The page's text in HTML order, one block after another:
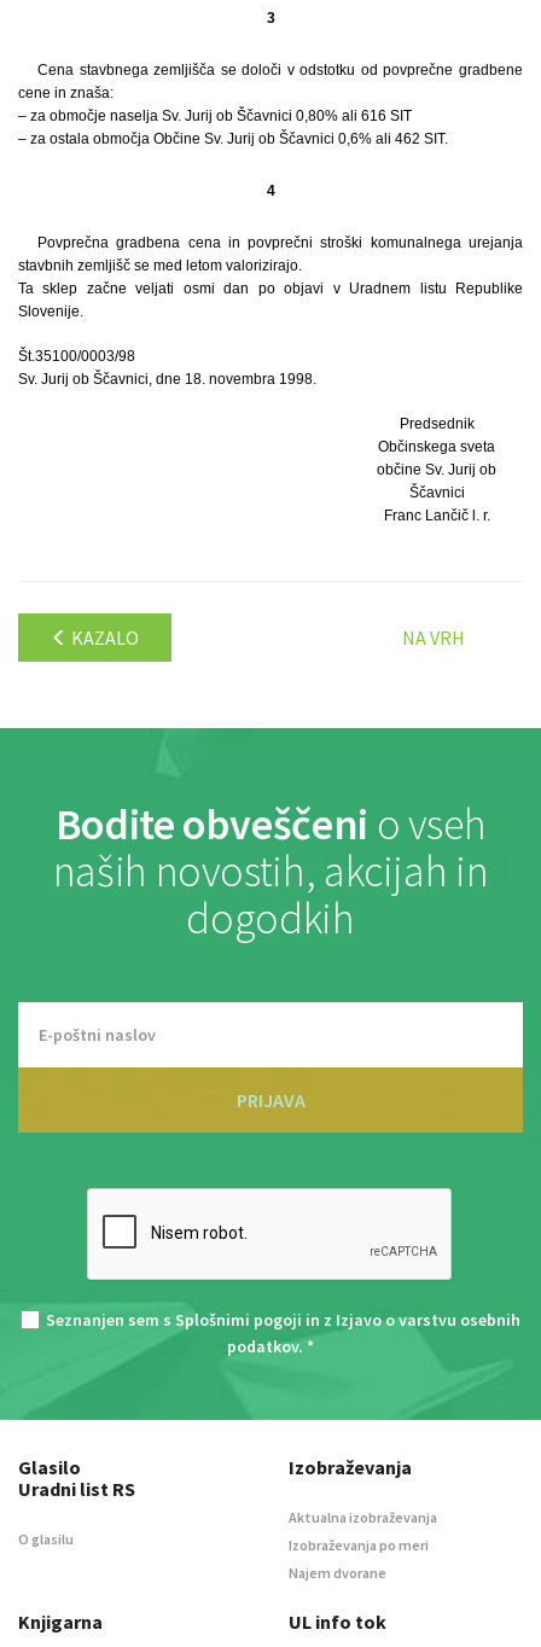
3
Cena stavbnega zemljišča se določi v odstotku od povprečne gradbene
cene in znaša:
– za območje naselja Sv. Jurij ob Ščavnici 0,80% ali 616 SIT
– za ostala območja Občine Sv. Jurij ob Ščavnici 0,6% ali 462 SIT.
4
Povprečna gradbena cena in povprečni stroški komunalnega urejanja
stavbnih zemljišč se med letom valorizirajo.
Ta sklep začne veljati osmi dan po objavi v Uradnem listu Republike
Slovenije.
Št.35100/0003/98
Sv. Jurij ob Ščavnici, dne 18. novembra 1998.
Predsednik
Občinskega sveta
občine Sv. Jurij ob
Ščavnici
Franc Lančič l. r.
KAZALO NA VRH
Bodite obveščeni o vseh
naših novostih, akcijah in
dogodkih
PRIJAVA
Seznanjen sem s Splošnimi pogoji in z Izjavo o varstvu osebnih
podatkov. *
Glasilo
Uradni list RS
O glasilu
Izobraževanja
Aktualna izobraževanja
Izobraževanja po meri
Najem dvorane
Knjigarna UL info tok